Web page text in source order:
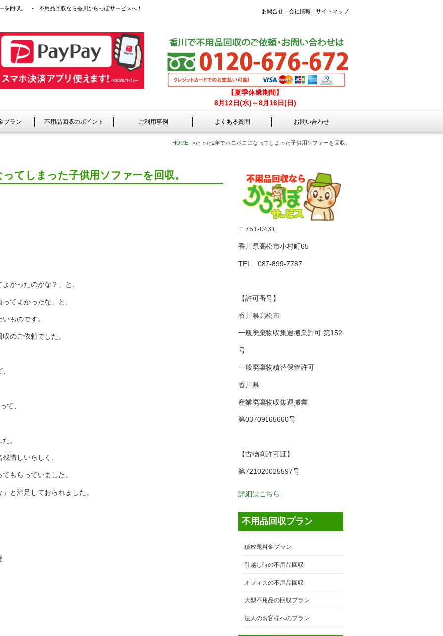
を回収。 - 不用品回収なら香川からっぽサービスへ！ お問合せ 会社情報 サイトマップ
【夏季休業期間】
8月12日(水)～8月16日(日)
プラン 不用品回収のポイント ご利用事例 よくある質問 お問い合わせ
HOME >たった2年でボロボロになってしまった子供用ソファーを回収。
てしまった子供用ソファーを回収。
かったのかな？」と、
てよかったな」と、
ものです。
のご依頼でした。
て、
。
惜しいらしく、
もらっていました。
と満足しておられました。
〒761-0431
香川県高松市小村町65
TEL 087-899-7787
【許可番号】
香川県高松市
一般廃棄物収集運搬業許可 第152
号
一般廃棄物積替保管許可
香川県
産業廃棄物収集運搬業
第03709165660号
【古物商許可証】
第721020025597号
詳細はこちら
不用品回収プラン
積放題料金プラン
引越し時の不用品回収
オフィスの不用品回収
大型不用品の回収プラン
法人のお客様へのプラン